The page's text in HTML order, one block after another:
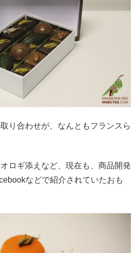
り合わせが、なんともフランスら
ロギ添えなど、現在も、商品開発
などで紹介されていたおも